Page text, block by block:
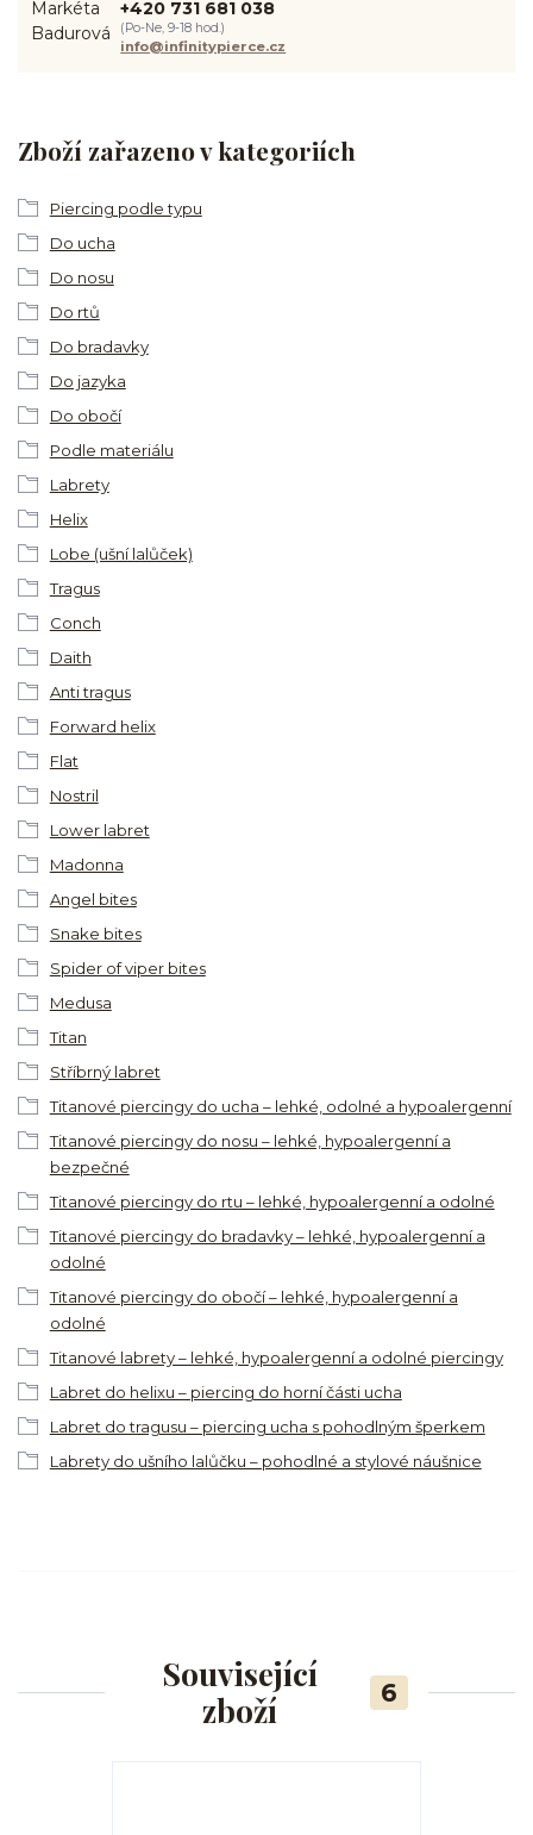
Zboží zařazeno v kategoriích
Piercing podle typu
Do ucha
Do nosu
Do rtů
Do bradavky
Do jazyka
Do obočí
Podle materiálu
Labrety
Helix
Lobe (ušní lalůček)
Tragus
Conch
Daith
Anti tragus
Forward helix
Flat
Nostril
Lower labret
Madonna
Angel bites
Snake bites
Spider of viper bites
Medusa
Titan
Stříbrný labret
Titanové piercingy do ucha – lehké, odolné a hypoalergenní
Titanové piercingy do nosu – lehké, hypoalergenní a
bezpečné
Titanové piercingy do rtu – lehké, hypoalergenní a odolné
Titanové piercingy do bradavky – lehké, hypoalergenní a
odolné
Titanové piercingy do obočí – lehké, hypoalergenní a
odolné
Titanové labrety – lehké, hypoalergenní a odolné piercingy
Labret do helixu – piercing do horní části ucha
Labret do tragusu – piercing ucha s pohodlným šperkem
Labrety do ušního lalůčku – pohodlné a stylové náušnice
+420 731 681 038
(Po-Ne, 9-18 hod.)
info@infinitypierce.cz
Související
zboží
6